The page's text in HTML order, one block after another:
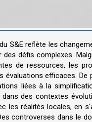
S&E reflète les
des défis complexes.
de ressources, les
évaluations efficaces.
liées à la
dans des contextes
les réalités locales, en
controverses dans le